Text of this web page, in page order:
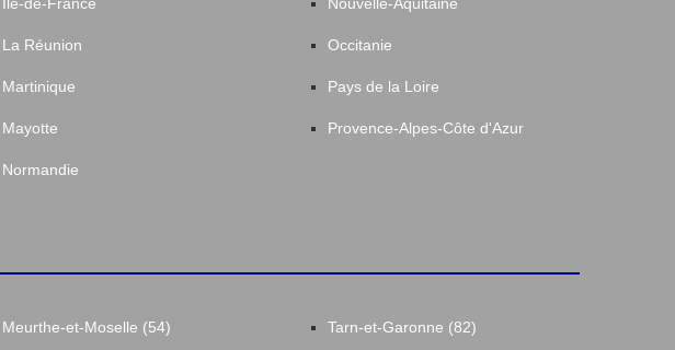
Île-de-France
La Réunion
Martinique
Mayotte
Normandie
Nouvelle-Aquitaine
Occitanie
Pays de la Loire
Provence-Alpes-Côte d'Azur
Meurthe-et-Moselle (54) Tarn-et-Garonne (82)